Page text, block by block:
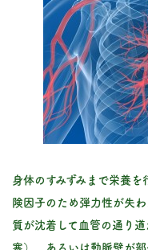
身体のすみずみまで栄養
険因子のため弾力性が失
質が沈着して血管の通り
塞）、あるいは動脈壁が